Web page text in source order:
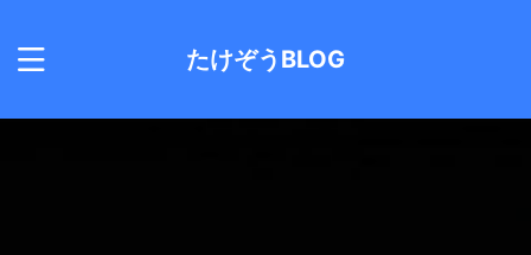
たけぞうBLOG